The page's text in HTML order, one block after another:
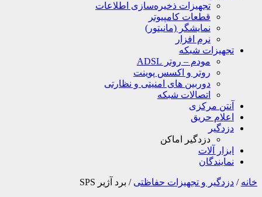
تجهیزات ذخیره‌سازی اطلاعات
قطعات کامپیوتر
نمایشگر (مانیتور)
نرم افزار
تجهیزات شبکه
مودم – روتر ADSL
روتر و اکسس پوینت
دوربین های امنیتی و نظارتی
اتصالات شبکه
آنتن مرکزی
اعلام حریق
دزدگیر
دزدگیر اماکن
ابزار آلات
نمایندگان
خانه / دزدگیر و تجهیزات حفاظتی / برد آژیر SPS